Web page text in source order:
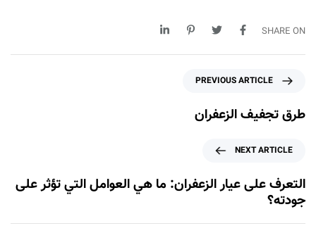
SHARE ON
s
r
PREVIOUS ARTICLE
طرق تجفيف الزعفران
NEXT ARTICLE
التعرف على عيار الزعفران: ما هي العوامل التي تؤثر على
جودته؟